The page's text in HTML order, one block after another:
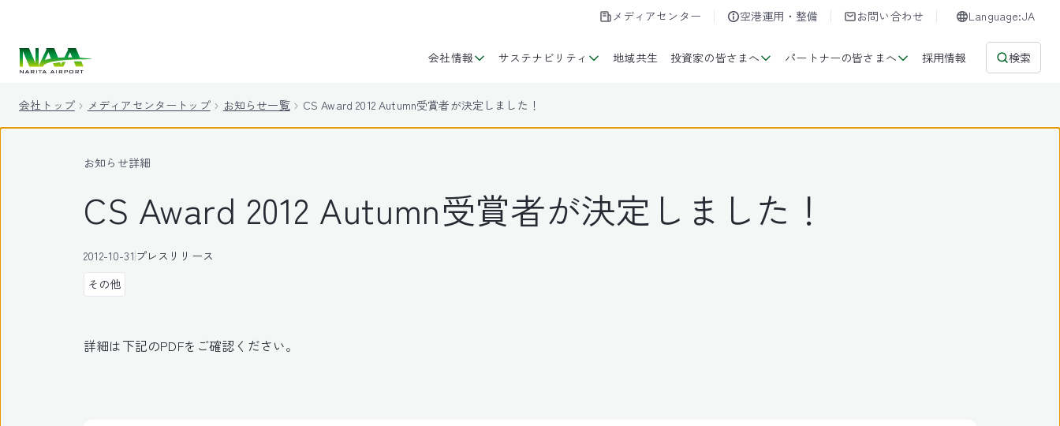
メディアセンター 空港運用・整備 お問い合わせ Language:JA
会社情報 サステナビリティ 地域共生 投資家の皆さまへ パートナーの皆さまへ 採用情報 検索
会社トップ メディアセンタートップ お知らせ一覧 CS Award 2012 Autumn受賞者が決定しました！
お知らせ詳細
CS Award 2012 Autumn受賞者が決定しました！
2012-10-31プレスリリース
その他
詳細は下記のPDFをご確認ください。